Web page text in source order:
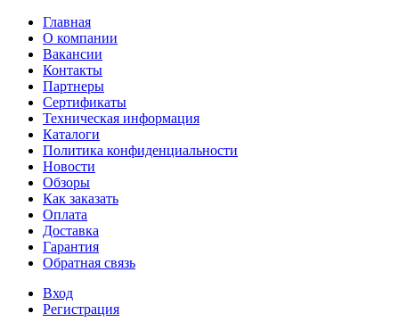
Главная
О компании
Вакансии
Контакты
Партнеры
Сертификаты
Техническая информация
Каталоги
Политика конфиденциальности
Новости
Обзоры
Как заказать
Оплата
Доставка
Гарантия
Обратная связь
Вход
Регистрация